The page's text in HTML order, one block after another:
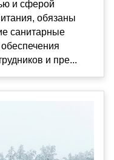
и сферой
обязаны
санитарные
и пре...